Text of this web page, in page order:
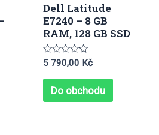
Dell Latitude
E7240 – 8 GB
RAM, 128 GB SSD
Hodnocení
z
5 790,00 Kč
Do obchodu